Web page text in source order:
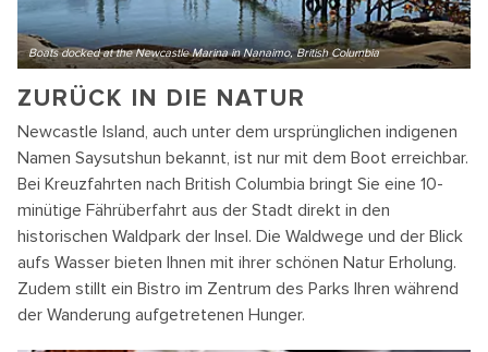
Boats docked at the Newcastle Marina in Nanaimo, British Columbia
ZURÜCK IN DIE NATUR
Newcastle Island, auch unter dem ursprünglichen indigenen
Namen Saysutshun bekannt, ist nur mit dem Boot erreichbar.
Bei Kreuzfahrten nach British Columbia bringt Sie eine 10-
minütige Fährüberfahrt aus der Stadt direkt in den
historischen Waldpark der Insel. Die Waldwege und der Blick
aufs Wasser bieten Ihnen mit ihrer schönen Natur Erholung.
Zudem stillt ein Bistro im Zentrum des Parks Ihren während
der Wanderung aufgetretenen Hunger.